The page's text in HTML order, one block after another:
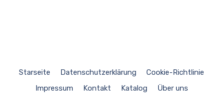
Starseite Datenschutzerklärung
Cookie-Richtlinie
Impressum
Kontakt Katalog Über uns